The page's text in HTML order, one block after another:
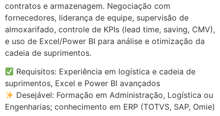
contratos e armazenagem. Negociação com
fornecedores, liderança de equipe, supervisão de
almoxarifado, controle de KPIs (lead time, saving, CMV),
e uso de Excel/Power BI para análise e otimização da
cadeia de suprimentos.
Requisitos: Experiência em logística e cadeia de
suprimentos, Excel e Power BI avançados
Desejável: Formação em Administração, Logística ou
Engenharias; conhecimento em ERP (TOTVS, SAP, Omie)